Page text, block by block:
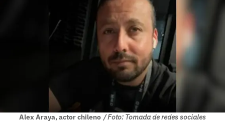
Alex Araya, actor chileno / Foto: Tomada de redes sociales